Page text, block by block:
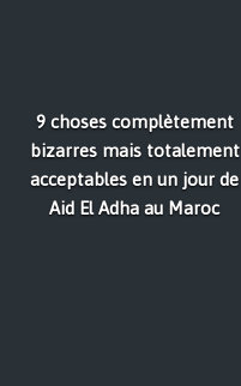
9 choses complètement
bizarres mais totalement
acceptables en un jour de
Aid El Adha au Maroc